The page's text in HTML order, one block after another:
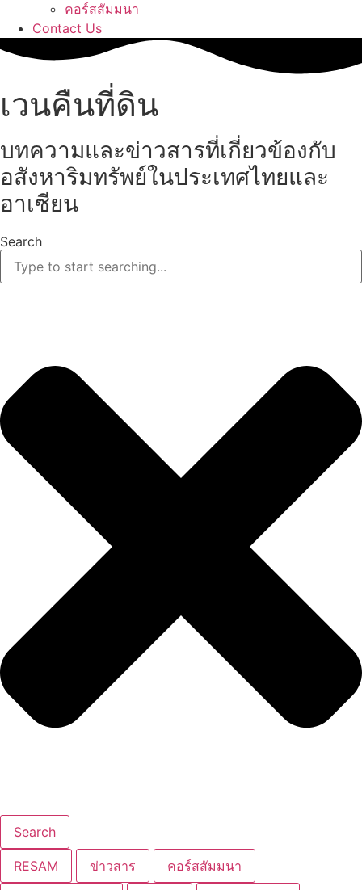
คอร์สสัมมนา
Contact Us
เวนคืนที่ดิน
บทความและข่าวสารที่เกี่ยวข้องกับ
อสังหาริมทรัพย์ในประเทศไทยและ
อาเซียน
Search
Search
RESAM ข่าวสาร คอร์สสัมมนา